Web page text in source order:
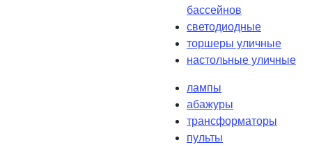
бассейнов
светодиодные
торшеры уличные
настольные уличные
лампы
абажуры
трансформаторы
пульты